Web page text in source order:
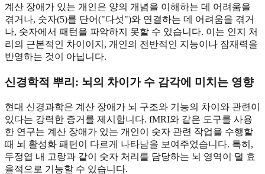
계산 장애가 있는 개인은 양의 개념을 이해하는 데 어려움을
겪거나, 숫자(5)를 단어("다섯")와 연결하는 데 어려움을 겪거
나, 숫자에서 패턴을 파악하지 못할 수 있습니다. 이는 인지 처
리의 근본적인 차이이지, 개인의 전반적인 지능이나 잠재력을
반영하는 것이 아닙니다.
신경학적 뿌리: 뇌의 차이가 수 감각에 미치는 영향
현대 신경과학은 계산 장애가 뇌 구조와 기능의 차이와 관련이
있다는 강력한 증거를 제시합니다. fMRI와 같은 도구를 사용
한 연구는 계산 장애가 있는 개인이 숫자 관련 작업을 수행할
때 뇌 활성화 패턴이 다르게 나타남을 보여주었습니다. 특히,
두정엽 내 고랑과 같이 숫자 처리를 담당하는 뇌 영역이 덜 효
율적으로 기능할 수 있습니다.